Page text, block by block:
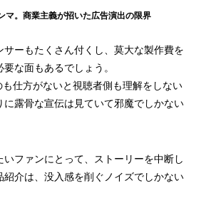
マ。商業主義が招いた広告演出の限界
ーもたくさん付くし、莫大な製作費を
な面もあるでしょう。
仕方がないと視聴者側も理解をしない
に露骨な宣伝は見ていて邪魔でしかない
いファンにとって、ストーリーを中断し
介は、没入感を削ぐノイズでしかない